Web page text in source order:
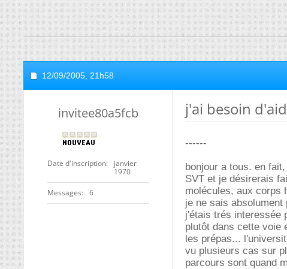
12/09/2005, 21h58
invitee80a5fcb
Date d'inscription
janvier
1970
Messages 6
j'ai besoin
------
bonjour a tous. en
SVT et je désirerais
molécules, aux corps
je ne sais
j'étais trés interessée
plutôt dans cette voie
les prépas...
vu plusieurs cas sur
parcours sont quand